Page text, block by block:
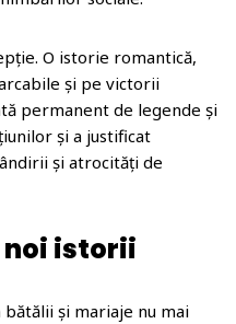
O istorie romantică,
și pe victorii
permanent de legende și
și a justificat
și atrocități de
noi istorii
și mariaje nu mai